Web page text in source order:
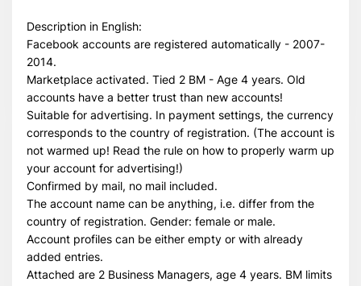
Description in English:
Facebook accounts are registered automatically - 2007-
2014.
Marketplace activated. Tied 2 BM - Age 4 years. Old
accounts have a better trust than new accounts!
Suitable for advertising. In payment settings, the currency
corresponds to the country of registration. (The account is
not warmed up! Read the rule on how to properly warm up
your account for advertising!)
Confirmed by mail, no mail included.
The account name can be anything, i.e. differ from the
country of registration. Gender: female or male.
Account profiles can be either empty or with already
added entries.
Attached are 2 Business Managers, age 4 years. BM limits